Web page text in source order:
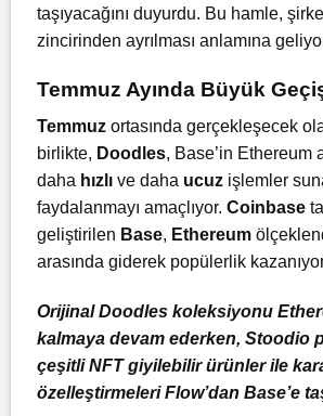
taşıyacağını duyurdu. Bu hamle,
zincirinden ayrılması anlamına
Temmuz Ayında Büyük
Temmuz ortasında gerçekleşecek
birlikte, Doodles, Base’in Ethereum
daha hızlı ve daha ucuz işlemler
faydalanmayı amaçlıyor. Coinbase
geliştirilen Base, Ethereum
arasında giderek popülerlik
Orijinal Doodles koleksiyonu
kalmaya devam ederken, Stoodio
çeşitli NFT giyilebilir ürünler ile
özelleştirmeleri Flow’dan Base’e